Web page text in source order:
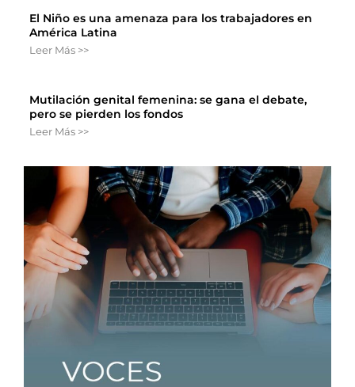
El Niño es una amenaza para los trabajadores en
América Latina
Leer Más >>
Mutilación genital femenina: se gana el debate,
pero se pierden los fondos
Leer Más >>